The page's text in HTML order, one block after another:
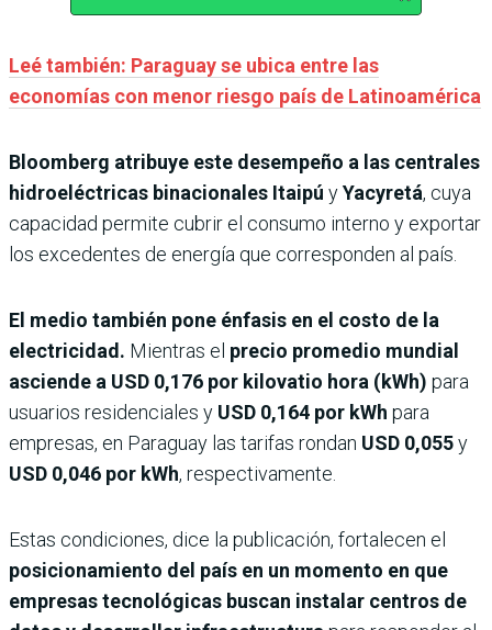
Leé también: Paraguay se ubica entre las
economías con menor riesgo país de Latinoamérica
Bloomberg atribuye este desempeño a las centrales
hidroeléctricas binacionales Itaipú yYacyretá, cuya
capacidad permite cubrir el consumo interno y exportar
los excedentes de energía que corresponden al país.
El medio también pone énfasis en el costo de la
electricidad. Mientras el precio promedio mundial
asciende a USD 0,176 por kilovatio hora (kWh) para
usuarios residenciales y USD 0,164 por kWh para
empresas, en Paraguay las tarifas rondan USD 0,055y
USD 0,046 por kWh, respectivamente.
Estas condiciones, dice la publicación, fortalecen el
posicionamiento del país en un momento en que
empresas tecnológicas buscan instalar centros de